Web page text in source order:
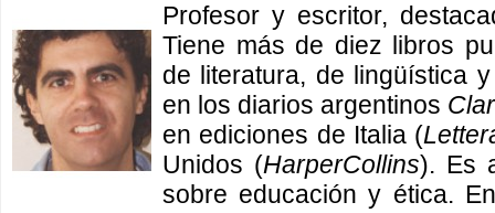
Profesor y escritor,
Tiene más de diez libros
de literatura, de lingüística
en los diarios argentinos
en ediciones de Italia (
Unidos (HarperCollins). Es
sobre educación y ética.